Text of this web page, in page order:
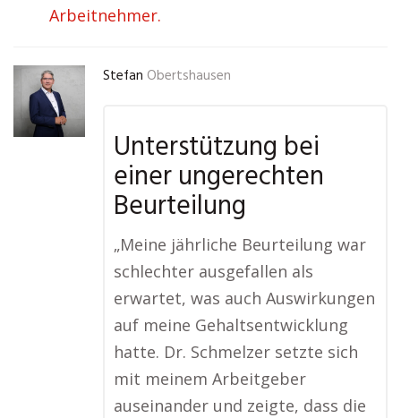
Arbeitnehmer.
Stefan Obertshausen
Unterstützung bei
einer ungerechten
Beurteilung
„Meine jährliche Beurteilung war
schlechter ausgefallen als
erwartet, was auch Auswirkungen
auf meine Gehaltsentwicklung
hatte. Dr. Schmelzer setzte sich
mit meinem Arbeitgeber
auseinander und zeigte, dass die